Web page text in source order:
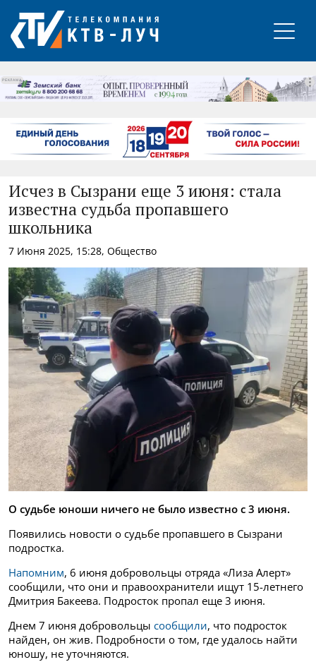
РЕКЛАМА
Исчез в Сызрани еще 3 июня: стала
известна судьба пропавшего
школьника
7 Июня 2025, 15:28, Общество
О судьбе юноши ничего не было известно с 3 июня.
Появились новости о судьбе пропавшего в Сызрани
подростка.
Напомним, 6 июня добровольцы отряда «Лиза Алерт»
сообщили, что они и правоохранители ищут 15-летнего
Дмитрия Бакеева. Подросток пропал еще 3 июня.
Днем 7 июня добровольцы сообщили, что подросток
найден, он жив. Подробности о том, где удалось найти
юношу, не уточняются.